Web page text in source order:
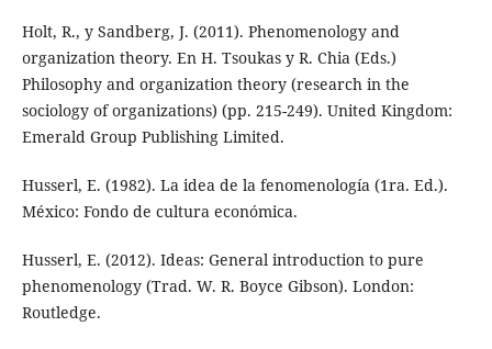
Holt, R., y Sandberg, J. (2011). Phenomenology and
organization theory. En H. Tsoukas y R. Chia (Eds.)
Philosophy and organization theory (research in the
sociology of organizations) (pp. 215-249). United Kingdom:
Emerald Group Publishing Limited.
Husserl, E. (1982). La idea de la fenomenología (1ra. Ed.).
México: Fondo de cultura económica.
Husserl, E. (2012). Ideas: General introduction to pure
phenomenology (Trad. W. R. Boyce Gibson). London:
Routledge.